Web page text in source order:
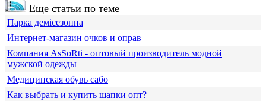
Еще статьи по теме
Парка демісезонна
Интернет-магазин очков и оправ
Компания АsSoRti - оптовый производитель модной
мужской одежды
Медицинская обувь сабо
Как выбрать и купить шапки опт?